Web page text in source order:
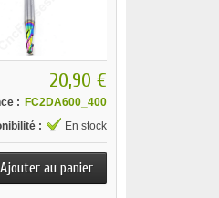
20,90 €
: FC2DA600_400
:
En stock